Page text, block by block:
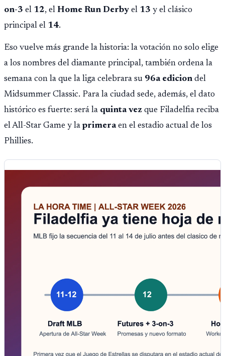
on-3 el 12, el Home Run Derby el 13 y el clásico
principal el 14.
Eso vuelve más grande la historia: la votación no solo elige
a los nombres del diamante principal, también ordena la
semana con la que la liga celebrara su 96a edicion del
Midsummer Classic. Para la ciudad sede, además, el dato
histórico es fuerte: será la quinta vez que Filadelfia reciba
el All-Star Game y la primeraen el estadio actual de los
Phillies.